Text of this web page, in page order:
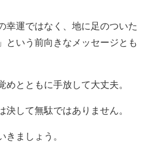
幸運ではなく、地に足のついた
という前向きなメッセージとも
とともに手放して大丈夫。
して無駄ではありません。
きましょう。